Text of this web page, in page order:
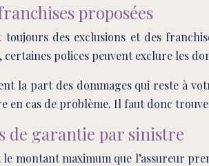
proposées
des exclusions et des
certaines polices peuvent exclure les
la part des dommages qui reste à
en cas de problème. Il faut donc
de garantie par sinistre
montant maximum que l’assureur